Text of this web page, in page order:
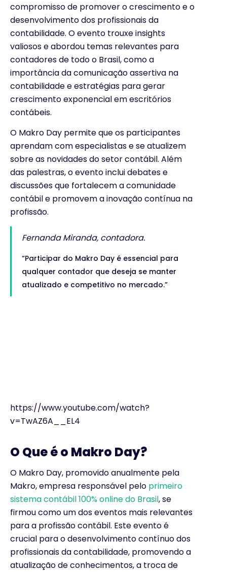
compromisso de promover o crescimento e o
desenvolvimento dos profissionais da
contabilidade. O evento trouxe insights
valiosos e abordou temas relevantes para
contadores de todo o Brasil, como a
importância da comunicação assertiva na
contabilidade e estratégias para gerar
crescimento exponencial em escritórios
contábeis.
O Makro Day permite que os participantes
aprendam com especialistas e se atualizem
sobre as novidades do setor contábil. Além
das palestras, o evento inclui debates e
discussões que fortalecem a comunidade
contábil e promovem a inovação contínua na
profissão.
Fernanda Miranda, contadora.
“Participar do Makro Day é essencial para
qualquer contador que deseja se manter
atualizado e competitivo no mercado.”
https://www.youtube.com/watch?
v=TwAZ6A__EL4
O Que é o Makro Day?
O Makro Day, promovido anualmente pela
Makro, empresa responsável pelo primeiro
sistema contábil 100% online do Brasil, se
firmou como um dos eventos mais relevantes
para a profissão contábil. Este evento é
crucial para o desenvolvimento contínuo dos
profissionais da contabilidade, promovendo a
atualização de conhecimentos, a troca de